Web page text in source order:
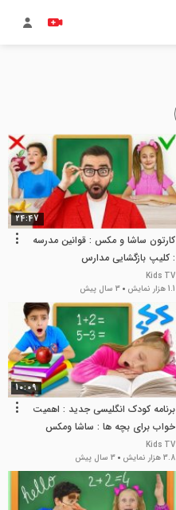
24:47
کارتون ساشا و مکس : قوانین مدرسه
: کلیپ بازگشایی مدارس
Kids TV
1.1 هزار نمایش
3 سال پیش
10:09
برنامه کودک انگلیسی جدید : اهمیت
خواب برای بچه ها : ساشا ومکس
Kids TV
3.8 هزار نمایش
3 سال پیش